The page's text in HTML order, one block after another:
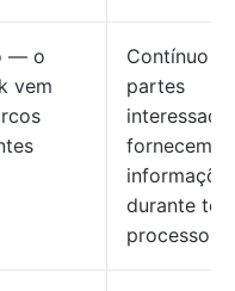
— o
vem
Contínuo
partes
fornecem
durante
processo